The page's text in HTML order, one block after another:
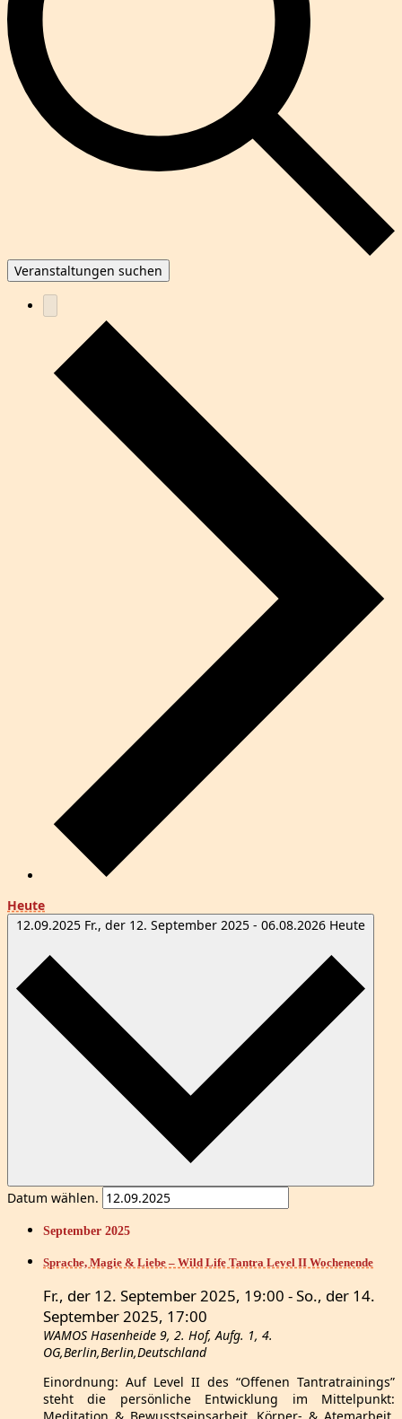
Veranstaltungen suchen
Heute
12.09.2025 Fr., der 12. September 2025 - 06.08.2026 Heute
Datum wählen.
September 2025
Sprache, Magie & Liebe – Wild Life Tantra Level II Wochenende
Fr., der 12. September 2025, 19:00 -So., der 14.
September 2025, 17:00
WAMOS Hasenheide 9, 2. Hof, Aufg. 1, 4.
OG,Berlin,Berlin,Deutschland
Einordnung: Auf Level II des “Offenen Tantratrainings”
steht die persönliche Entwicklung im Mittelpunkt: